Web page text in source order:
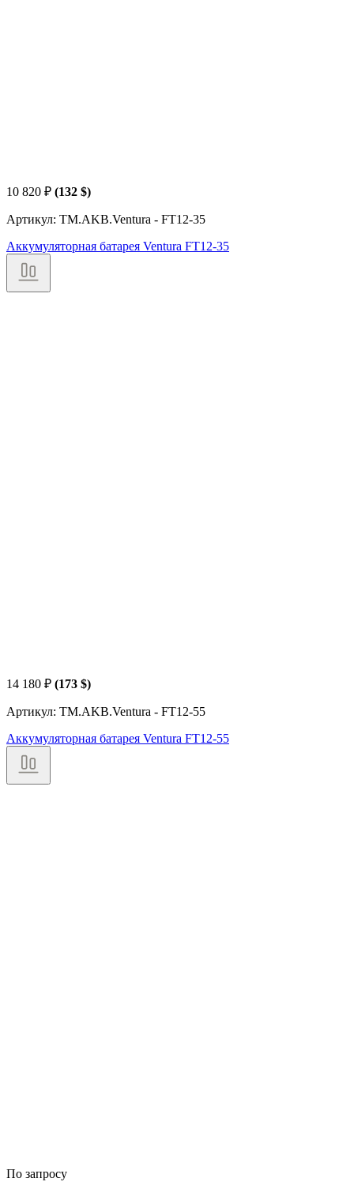
10 820 ₽ (132 $)
Артикул: TM.AKB.Ventura - FT12-35
Аккумуляторная батарея Ventura FT12-35
14 180 ₽ (173 $)
Артикул: TM.AKB.Ventura - FT12-55
Аккумуляторная батарея Ventura FT12-55
По запросу